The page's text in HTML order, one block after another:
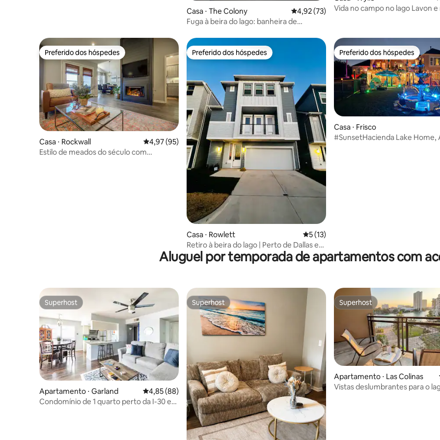
Casa ⋅ The Colony 4,92 de uma avaliação média de 5, 73
4,92 (73)
Fuga à beira do lago: banheira de
Vida no campo no lago Lavon e
Preferido dos hóspedes
Preferido dos hóspedes
Casa ⋅ Rockwall 4,97 de uma avaliação média de 5, 95 avaliações
4,97 (95)
Estilo de meados do século com
Preferido dos hóspedes
Preferido dos hóspedes
Casa ⋅ Rowlett 5 de uma avaliação média de 5, 13
5 (13)
Retiro à beira do lago | Perto de Dallas e
Rockwall Harbor
Preferido dos hóspedes
Preferido dos hóspedes
Casa ⋅ Frisco
#SunsetHacienda Lake Home,
Aluguel por temporada de apartamentos com
Superhost
Superhost
Apartamento ⋅ Garland 4,85 de uma avaliação média de 5, 88 avaliações
4,85 (88)
Condomínio de 1 quarto perto da I-30 e
Superhost
Superhost Superhost
Superhost
Apartamento ⋅ Las Colinas
Vistas deslumbrantes para o